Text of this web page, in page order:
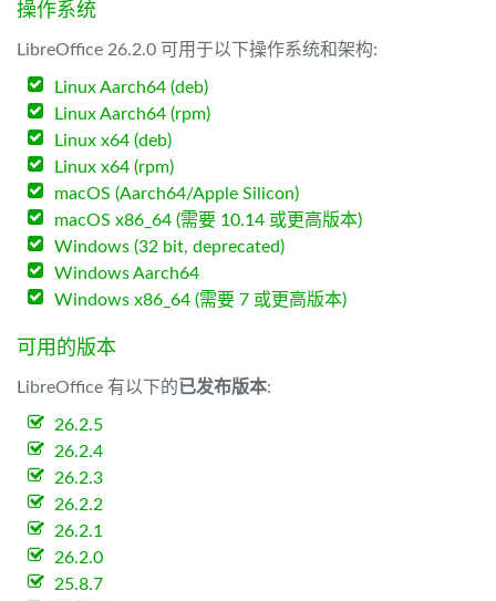
操作系统
LibreOffice 26.2.0 可用于以下操作系统和架构:
Linux Aarch64 (deb)
Linux Aarch64 (rpm)
Linux x64 (deb)
Linux x64 (rpm)
macOS (Aarch64/Apple Silicon)
macOS x86_64 (需要 10.14 或更高版本)
Windows (32 bit, deprecated)
Windows Aarch64
Windows x86_64 (需要 7 或更高版本)
可用的版本
LibreOffice 有以下的已发布版本:
26.2.5
26.2.4
26.2.3
26.2.2
26.2.1
26.2.0
25.8.7